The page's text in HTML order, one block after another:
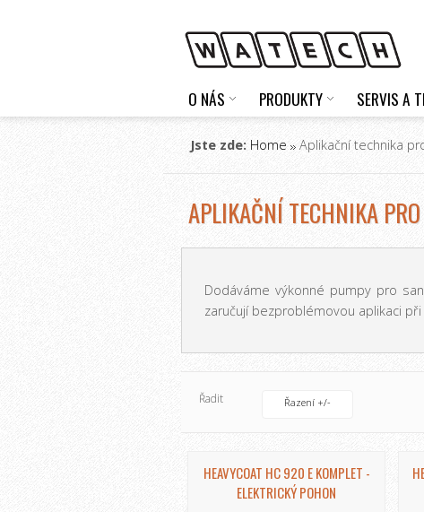
O NÁS PRODUKTY SERVIS A
Jste zde: Home Aplikační technika
APLIKAČNÍ TECHNIKA
Dodáváme výkonné pumpy pro
zaručují bezproblémovou aplikaci
Řadit Řazení +/-
HEAVYCOAT HC 920 E KOMPLET -
ELEKTRICKÝ POHON